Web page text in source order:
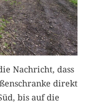
Nachricht, dass
direkt
bis auf die